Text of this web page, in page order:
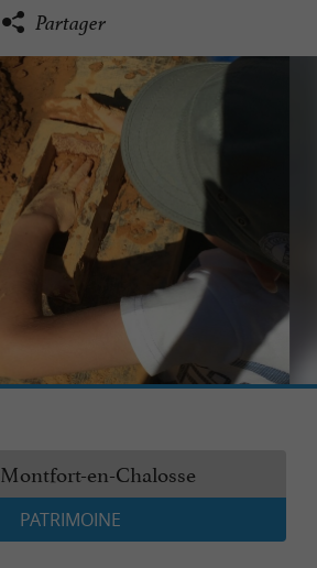
Partager
Montfort-en-Chalosse
PATRIMOINE